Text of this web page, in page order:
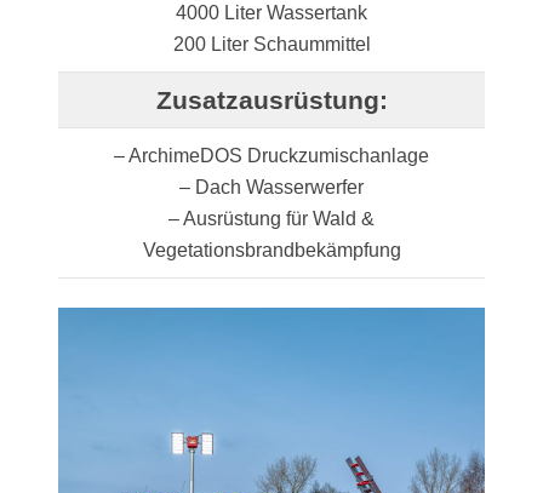
4000 Liter Wassertank
200 Liter Schaummittel
Zusatzausrüstung:
– ArchimeDOS Druckzumischanlage
– Dach Wasserwerfer
– Ausrüstung für Wald &
Vegetationsbrandbekämpfung